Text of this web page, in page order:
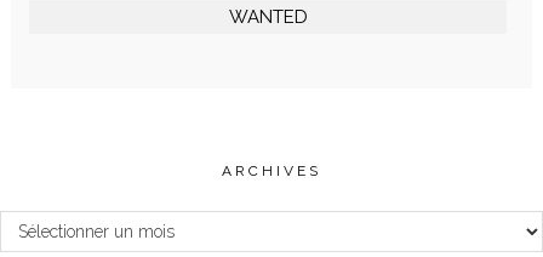
WANTED
ARCHIVES
Archives